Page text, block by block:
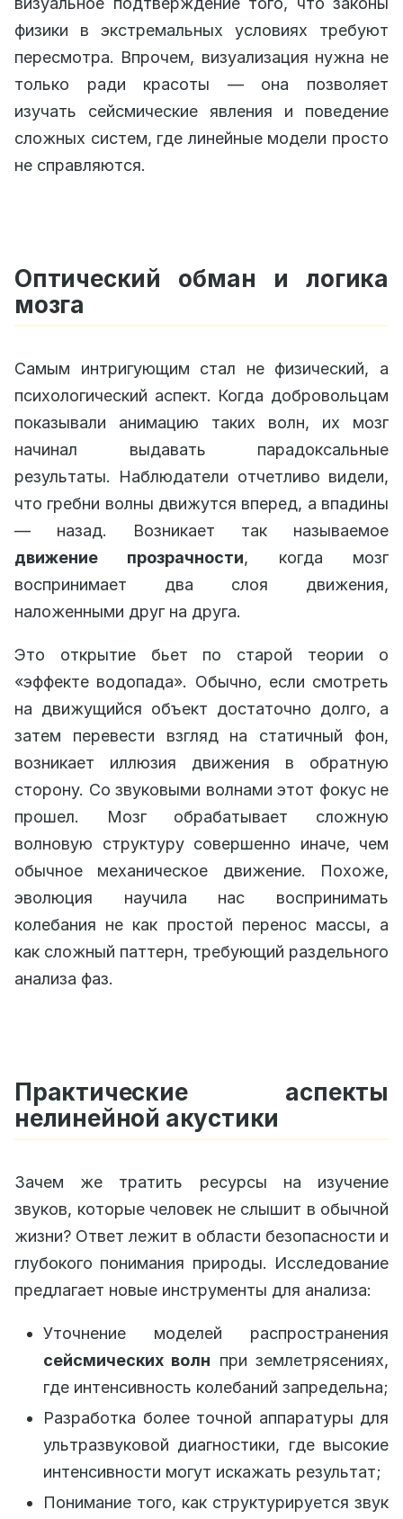
физики в экстремальных условиях требуют
пересмотра. Впрочем, визуализация нужна не
только ради красоты — она позволяет
изучать сейсмические явления и поведение
сложных систем, где линейные модели просто
не справляются.
Оптический обман и логика
мозга
Самым интригующим стал не физический, а
психологический аспект. Когда добровольцам
показывали анимацию таких волн, их мозг
начинал выдавать парадоксальные
результаты. Наблюдатели отчетливо видели,
что гребни волны движутся вперед, а впадины
— назад. Возникает так называемое
движение прозрачности, когда мозг
воспринимает два слоя движения,
наложенными друг на друга.
Это открытие бьет по старой теории о
«эффекте водопада». Обычно, если смотреть
на движущийся объект достаточно долго, а
затем перевести взгляд на статичный фон,
возникает иллюзия движения в обратную
сторону. Со звуковыми волнами этот фокус не
прошел. Мозг обрабатывает сложную
волновую структуру совершенно иначе, чем
обычное механическое движение. Похоже,
эволюция научила нас воспринимать
колебания не как простой перенос массы, а
как сложный паттерн, требующий раздельного
анализа фаз.
Практические аспекты
нелинейной акустики
Зачем же тратить ресурсы на изучение
звуков, которые человек не слышит в обычной
жизни? Ответ лежит в области безопасности и
глубокого понимания природы. Исследование
предлагает новые инструменты для анализа:
Уточнение моделей распространения
сейсмических волн при землетрясениях,
где интенсивность колебаний запредельна;
Разработка более точной аппаратуры для
ультразвуковой диагностики, где высокие
интенсивности могут искажать результат;
Понимание того, как структурируется звук